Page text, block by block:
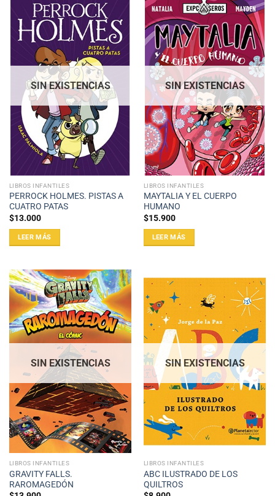
SIN EXISTENCIAS
LIBROS INFANTILES
PERROCK HOLMES. PISTAS A
CUATRO PATAS
$13.000
LEER MÁS
SIN EXISTENCIAS
LIBROS INFANTILES
MAYTALIA Y EL CUERPO
HUMANO
$15.900
LEER MÁS
SIN EXISTENCIAS
LIBROS INFANTILES
GRAVITY FALLS.
RAROMAGEDÓN
SIN EXISTENCIAS
LIBROS INFANTILES
ABC ILUSTRADO DE LOS
QUILTROS